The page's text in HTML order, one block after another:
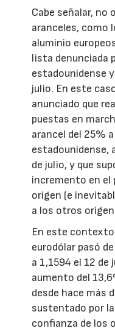
Cabe señalar, no
aranceles, como
aluminio
lista denunciada
estadounidense
julio. En este
anunciado que
puestas en
arancel del 25%
estadounidense,
de julio, y que
incremento en el
origen (e
a los otros
En este
eurodólar pasó
a 1,1594 el 12 de
aumento del
desde hace más
sustentado por
confianza de los